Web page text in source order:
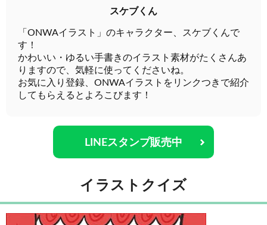
スケブくん
「ONWAイラスト」のキャラクター、スケブくんで
す！
かわいい・ゆるい手書きのイラスト素材がたくさんあ
りますので、気軽に使ってくださいね。
お気に入り登録、ONWAイラストをリンクつきで紹介
してもらえるとよろこびます！
LINEスタンプ販売中
イラストクイズ